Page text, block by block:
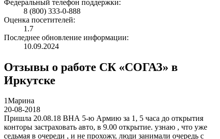
Федеральный телефон поддержки:
8 (800) 333-0-888
Оценка посетителей:
1.7
Последнее обновление информации:
10.09.2024
Отзывы о работе СК «СОГАЗ» в
Иркутске
1Марина
20-08-2018
Пришла 20.08.18 ВНА 5-ю Армию за 1, 5 часа до открытия
конторы застраховать авто, в 9.00 открытие. узнаю , что уже
седьмая в очереди , и не прохожу, люди занимали очередь с